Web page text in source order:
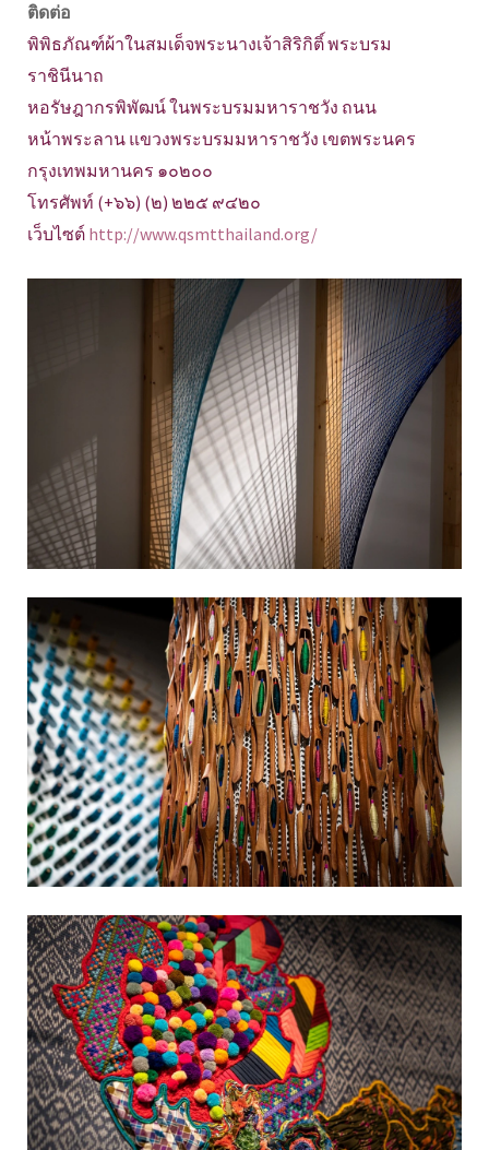
ติดต่อ
พิพิธภัณฑ์ผ้าในสมเด็จพระนางเจ้าสิริกิติ์ พระบรม
ราชินีนาถ
หอรัษฎากรพิพัฒน์ ในพระบรมมหาราชวัง ถนน
หน้าพระลาน แขวงพระบรมมหาราชวัง เขตพระนคร
กรุงเทพมหานคร ๑๐๒๐๐
โทรศัพท์ (+๖๖) (๒) ๒๒๕ ๙๔๒๐
เว็บไซต์ http://www.qsmtthailand.org/